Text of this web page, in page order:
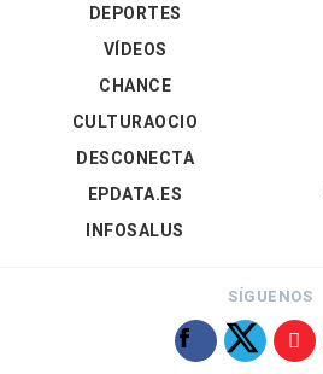
DEPORTES
VÍDEOS
CHANCE
CULTURAOCIO
DESCONECTA
EPDATA.ES
INFOSALUS
SÍGUENOS